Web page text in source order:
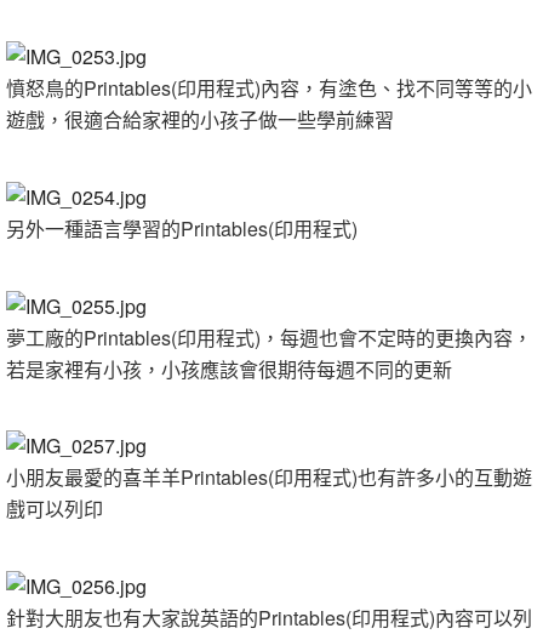
憤怒鳥的Printables(印用程式)內容，有塗色、找不同等等的小
遊戲，很適合給家裡的小孩子做一些學前練習
另外一種語言學習的Printables(印用程式)
夢工廠的Printables(印用程式)，每週也會不定時的更換內容，
若是家裡有小孩，小孩應該會很期待每週不同的更新
小朋友最愛的喜羊羊Printables(印用程式)也有許多小的互動遊
戲可以列印
針對大朋友也有大家說英語的Printables(印用程式)內容可以列